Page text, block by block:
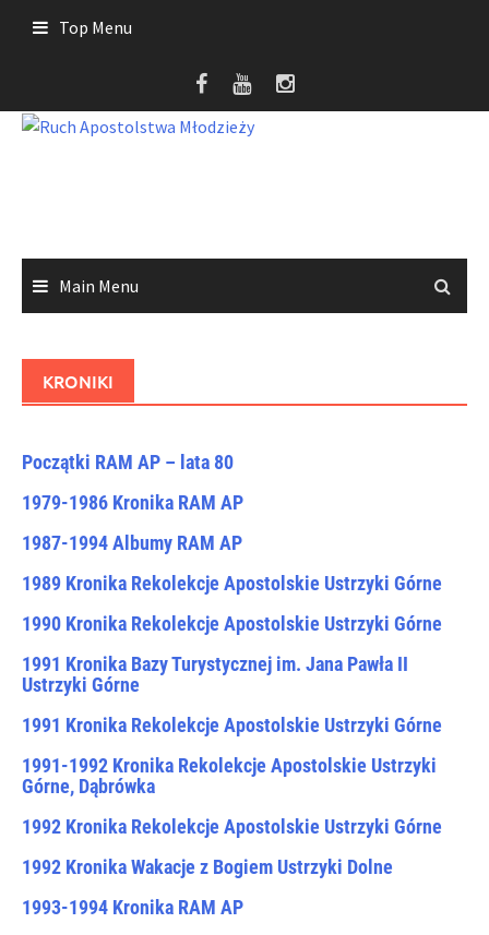
Top Menu
Main Menu
KRONIKI
Początki RAM AP – lata 80
1979-1986 Kronika RAM AP
1987-1994 Albumy RAM AP
1989 Kronika Rekolekcje Apostolskie Ustrzyki Górne
1990 Kronika Rekolekcje Apostolskie Ustrzyki Górne
1991 Kronika Bazy Turystycznej im. Jana Pawła II
Ustrzyki Górne
1991 Kronika Rekolekcje Apostolskie Ustrzyki Górne
1991-1992 Kronika Rekolekcje Apostolskie Ustrzyki
Górne, Dąbrówka
1992 Kronika Rekolekcje Apostolskie Ustrzyki Górne
1992 Kronika Wakacje z Bogiem Ustrzyki Dolne
1993-1994 Kronika RAM AP